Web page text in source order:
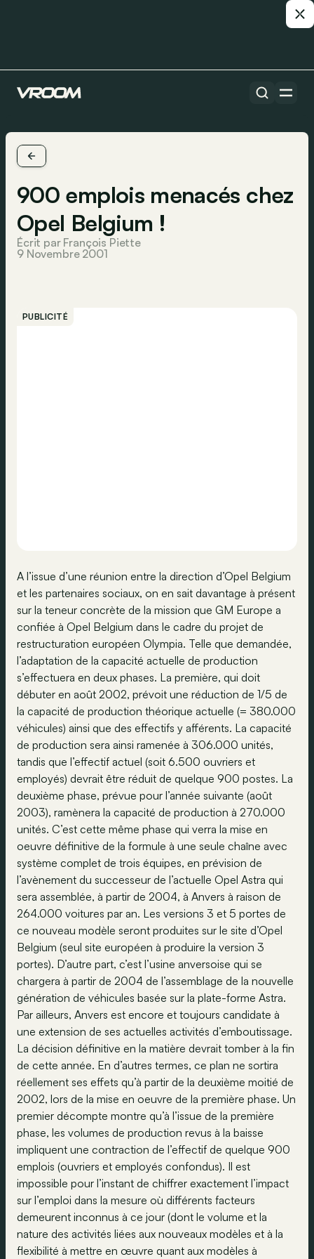
900 emplois menacés chez
Opel Belgium !
Écrit par François Piette
9 Novembre 2001
PUBLICITÉ
A l’issue d’une réunion entre la direction d’Opel Belgium
et les partenaires sociaux, on en sait davantage à présent
sur la teneur concrète de la mission que GM Europe a
confiée à Opel Belgium dans le cadre du projet de
restructuration européen Olympia. Telle que demandée,
l’adaptation de la capacité actuelle de production
s’effectuera en deux phases. La première, qui doit
débuter en août 2002, prévoit une réduction de 1/5 de
la capacité de production théorique actuelle (= 380.000
véhicules) ainsi que des effectifs y afférents. La capacité
de production sera ainsi ramenée à 306.000 unités,
tandis que l’effectif actuel (soit 6.500 ouvriers et
employés) devrait être réduit de quelque 900 postes. La
deuxième phase, prévue pour l’année suivante (août
2003), ramènera la capacité de production à 270.000
unités. C’est cette même phase qui verra la mise en
oeuvre définitive de la formule à une seule chaîne avec
système complet de trois équipes, en prévision de
l’avènement du successeur de l’actuelle Opel Astra qui
sera assemblée, à partir de 2004, à Anvers à raison de
264.000 voitures par an. Les versions 3 et 5 portes de
ce nouveau modèle seront produites sur le site d’Opel
Belgium (seul site européen à produire la version 3
portes). D’autre part, c’est l’usine anversoise qui se
chargera à partir de 2004 de l’assemblage de la nouvelle
génération de véhicules basée sur la plate-forme Astra.
Par ailleurs, Anvers est encore et toujours candidate à
une extension de ses actuelles activités d’emboutissage.
La décision définitive en la matière devrait tomber à la fin
de cette année. En d’autres termes, ce plan ne sortira
réellement ses effets qu’à partir de la deuxième moitié de
2002, lors de la mise en oeuvre de la première phase. Un
premier décompte montre qu’à l’issue de la première
phase, les volumes de production revus à la baisse
impliquent une contraction de l’effectif de quelque 900
emplois (ouvriers et employés confondus). Il est
impossible pour l’instant de chiffrer exactement l’impact
sur l’emploi dans la mesure où différents facteurs
demeurent inconnus à ce jour (dont le volume et la
nature des activités liées aux nouveaux modèles et à la
flexibilité à mettre en œuvre quant aux modèles à